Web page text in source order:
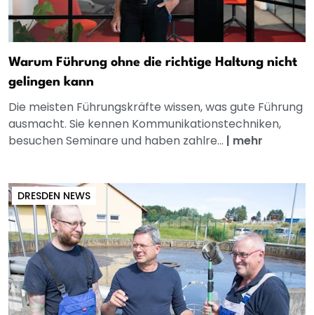
Warum Führung ohne die richtige Haltung nicht
gelingen kann
Die meisten Führungskräfte wissen, was gute Führung
ausmacht. Sie kennen Kommunikationstechniken,
besuchen Seminare und haben zahlre... | mehr
DRESDEN NEWS